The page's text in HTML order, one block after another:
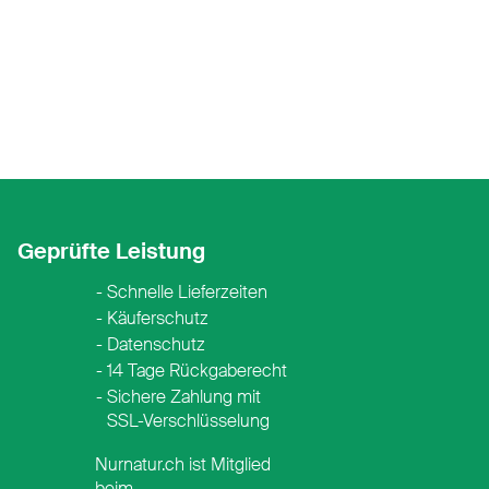
Geprüfte Leistung
Schnelle Lieferzeiten
Käuferschutz
Datenschutz
14 Tage Rückgaberecht
Sichere Zahlung mit
SSL-Verschlüsselung
Nurnatur.ch ist Mitglied